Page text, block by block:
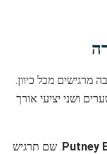
מרגישים מכל כיוון.
ושני יציעי אורך
Putney. שם תרגיש